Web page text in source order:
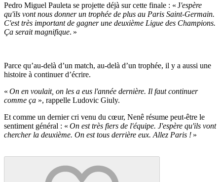
Pedro Miguel Pauleta se projette déjà sur cette finale : « J'espère
qu'ils vont nous donner un trophée de plus au Paris Saint-Germain.
C'est très important de gagner une deuxième Ligue des Champions.
Ça serait magnifique. »
Parce qu’au-delà d’un match, au-delà d’un trophée, il y a aussi une
histoire à continuer d’écrire.
« On en voulait, on les a eus l'année dernière. Il faut continuer
comme ça », rappelle Ludovic Giuly.
Et comme un dernier cri venu du cœur, Nenê résume peut-être le
sentiment général : « On est très fiers de l'équipe. J'espère qu'ils vont
chercher la deuxième. On est tous derrière eux. Allez Paris ! »